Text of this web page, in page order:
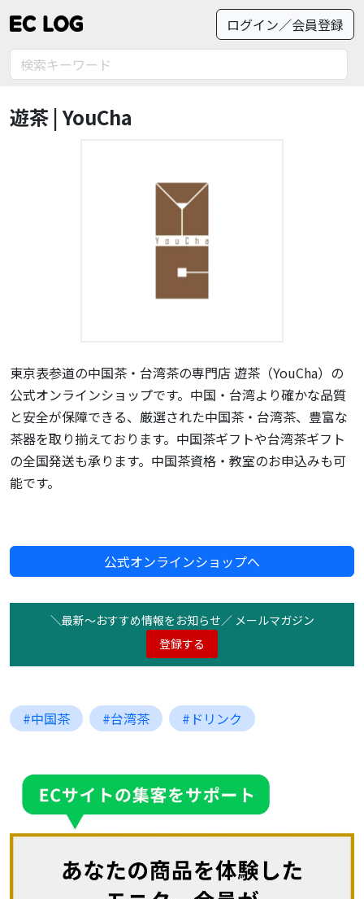
ログイン／会員登録
遊茶 | YouCha
東京表参道の中国茶・台湾茶の専門店 遊茶（YouCha）の
公式オンラインショップです。中国・台湾より確かな品質
と安全が保障できる、厳選された中国茶・台湾茶、豊富な
茶器を取り揃えております。中国茶ギフトや台湾茶ギフト
の全国発送も承ります。中国茶資格・教室のお申込みも可
能です。
公式オンラインショップへ
＼最新〜おすすめ情報をお知らせ／ メールマガジン
登録する
#中国茶 #台湾茶 #ドリンク